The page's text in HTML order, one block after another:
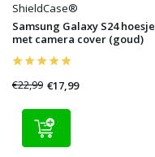
ShieldCase®
Samsung Galaxy S24 hoesje
met camera cover (goud)
€22,99 €17,99